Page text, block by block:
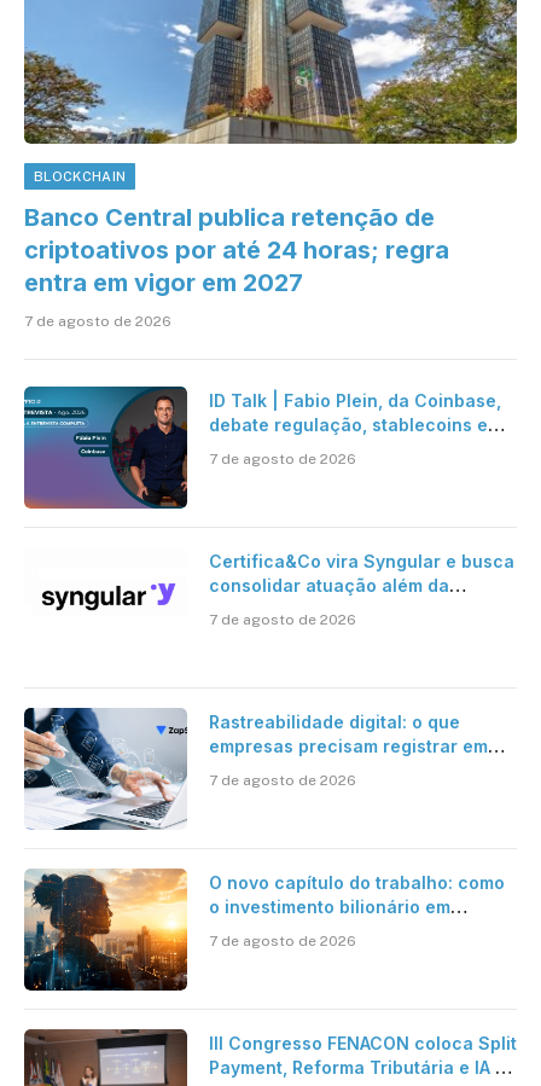
BLOCKCHAIN
Banco Central publica retenção de
criptoativos por até 24 horas; regra
entra em vigor em 2027
7 de agosto de 2026
ID Talk | Fabio Plein, da Coinbase,
debate regulação, stablecoins e
7 de agosto de 2026
Certifica&Co vira Syngular e busca
consolidar atuação além da
7 de agosto de 2026
Rastreabilidade digital: o que
empresas precisam registrar em
7 de agosto de 2026
O novo capítulo do trabalho: como
o investimento bilionário em
verdadeira era da inteligência
7 de agosto de 2026
III Congresso FENACON coloca Split
Payment, Reforma Tributária e IA no